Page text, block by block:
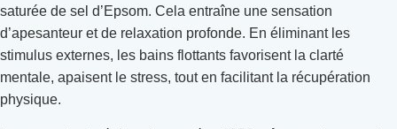
saturée de sel d’Epsom. Cela entraîne une sensation
d’apesanteur et de relaxation profonde. En éliminant les
stimulus externes, les bains flottants favorisent la clarté
mentale, apaisent le stress, tout en facilitant la récupération
physique.